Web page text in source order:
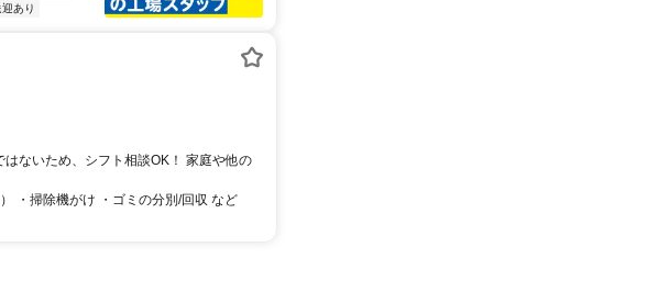
迎あり
ないため、シフト相談OK！ 家庭や他の
・掃除機がけ ・ゴミの分別/回収 など